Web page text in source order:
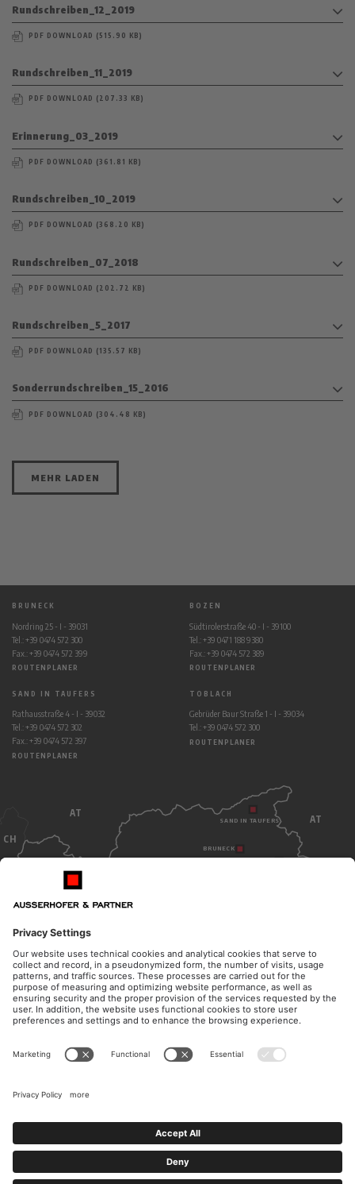
Rundschreiben_12_2019
PDF DOWNLOAD (515.90 KB)
Rundschreiben_11_2019
PDF DOWNLOAD (207.33 KB)
Erinnerung_03_2019
PDF DOWNLOAD (361.81 KB)
Rundschreiben_10_2019
PDF DOWNLOAD (368.20 KB)
Rundschreiben_07_2018
PDF DOWNLOAD (202.72 KB)
Rundschreiben_5_2017
PDF DOWNLOAD (135.57 KB)
Sonderrundschreiben_15_2016
PDF DOWNLOAD (304.48 KB)
MEHR LADEN
BRUNECK
Nordring 25 - I - 39031
Tel.: +39 0474 572 300
Fax.: +39 0474 572 399
ROUTENPLANER
BOZEN
Südtirolerstraße 40 - I - 39100
Tel.: +39 0471 188 9380
Fax.: +39 0474 572 389
ROUTENPLANER
SAND IN TAUFERS
Rathausstraße 4 - I - 39032
Tel.: +39 0474 572 302
Fax.: +39 0474 572 397
ROUTENPLANER
TOBLACH
Gebrüder Baur Straße 1 - I - 39034
Tel.: +39 0474 572 300
ROUTENPLANER
AT
AT
CH
ITALY
BRUNECK
SAND IN TAUFERS
Montag - Donnerstag
08:30 - 12:00 Uhr
Telefon
kanzleiausserhofer@legalmail.it
MwSt. Nr./UID Nr.: 02535910216 Impressum Privacy & Cookie Policy